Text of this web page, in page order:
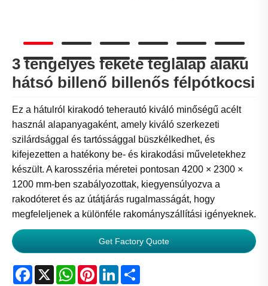
3 tengelyes fekete téglalap alakú
hátsó billenő billenős félpótkocsi
Ez a hátulról kirakodó teherautó kiváló minőségű acélt
használ alapanyagaként, amely kiváló szerkezeti
szilárdsággal és tartóssággal büszkélkedhet, és
kifejezetten a hatékony be- és kirakodási műveletekhez
készült. A karosszéria méretei pontosan 4200 × 2300 ×
1200 mm-ben szabályozottak, kiegyensúlyozva a
rakodóteret és az útátjárás rugalmasságát, hogy
megfeleljenek a különféle rakományszállítási igényeknek.
Get Factory Quote
Facebook
X WhatsApp
PinterestLinkedIn